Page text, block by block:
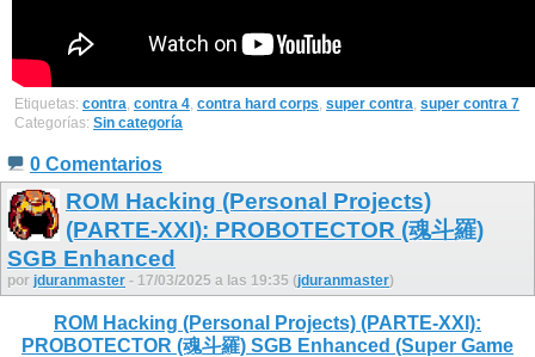
Etiquetas: contra, contra 4, contra hard corps, super contra, super contra 7
Categorías: Sin categoría
0 Comentarios
ROM Hacking (Personal Projects)
(PARTE-XXI): PROBOTECTOR (魂斗羅)
SGB Enhanced
por jduranmaster - 17/03/2025 a las 19:35 (jduranmaster)
ROM Hacking (Personal Projects) (PARTE-XXI):
PROBOTECTOR (魂斗羅) SGB Enhanced (Super Game